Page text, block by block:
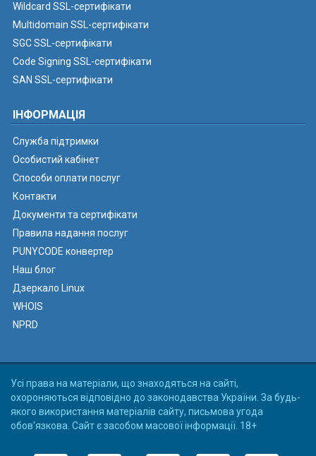
Wildcard SSL-сертифікати
Multidomain SSL-сертифікати
SGC SSL-сертифікати
Code Signing SSL-сертифікати
SAN SSL-сертифікати
ІНФОРМАЦІЯ
Служба підтримки
Особистий кабінет
Способи оплати послуг
Контакти
Документи та сертифікати
Правила надання послуг
PUNYCODE конвертер
Наш блог
Дзеркало Linux
WHOIS
NPRD
Усі права на матеріали, що знаходяться на сайті,
охороняються відповідно до законодавства України. За будь-
якого використання матеріалів сайту, письмова угода
обов'язкова. Сайт є засобом масової інформації. 18+